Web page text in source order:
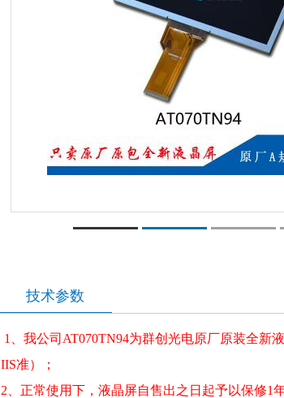
技术参数
1、我公司AT070TN94为群创光电原厂原装全新
IIS准）；
2、正常使用下，液晶屏自售出之日起予以保修1年